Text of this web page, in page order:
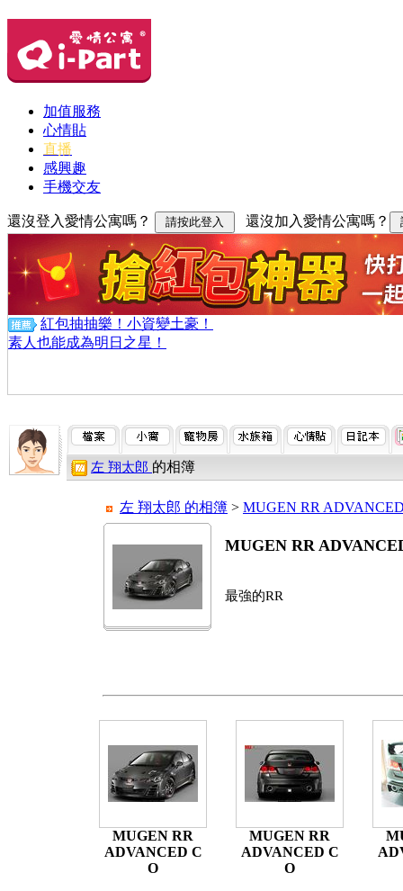
加值服務
心情貼
直播
感興趣
手機交友
還沒登入愛情公寓嗎？ 還沒加入愛情公寓嗎？
紅包抽抽樂！小資變土豪！
素人也能成為明日之星！
左 翔太郎 的相簿
左 翔太郎 的相簿 > MUGEN RR
MUGEN RR
最強的RR
MUGEN RR
ADVANCED C
O
MUGEN RR
ADVANCED C
O